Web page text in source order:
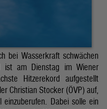
bei Wasserkraft schwächen
ist am Dienstag im Wiener
Hitzerekord aufgestellt
Christian Stocker (ÖVP) auf,
Dabei solle ein